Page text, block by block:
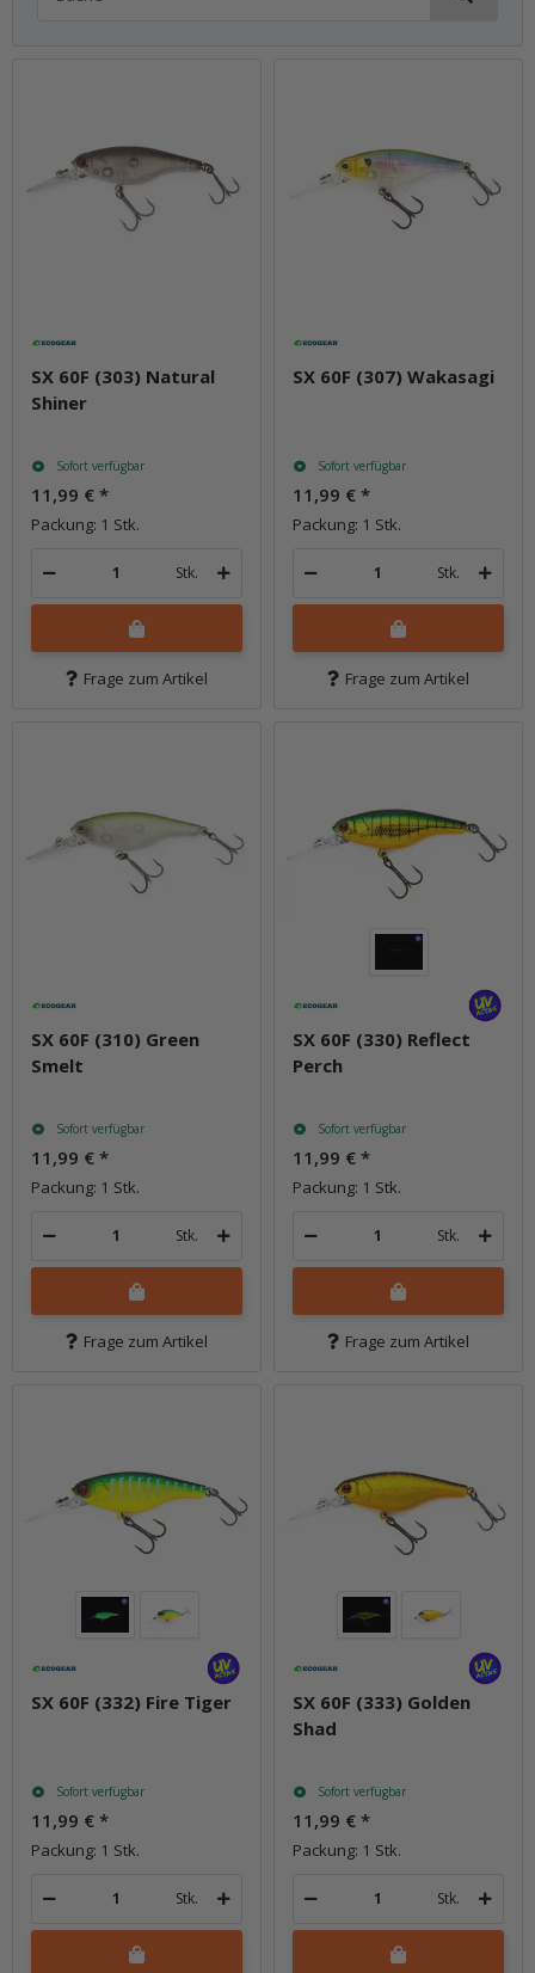
SX 60F (303) Natural
Shiner
Sofort verfügbar
11,99 € *
Packung: 1 Stk.
Stk.
Frage zum Artikel
SX 60F (307) Wakasagi
Sofort verfügbar
11,99 € *
Packung: 1 Stk.
Stk.
Frage zum Artikel
SX 60F (310) Green
Smelt
Sofort verfügbar
11,99 € *
Packung: 1 Stk.
Stk.
Frage zum Artikel
SX 60F (330) Reflect
Perch
Sofort verfügbar
11,99 € *
Packung: 1 Stk.
Stk.
Frage zum Artikel
SX 60F (332) Fire Tiger
Sofort verfügbar
11,99 € *
Packung: 1 Stk.
Stk.
SX 60F (333) Golden
Shad
Sofort verfügbar
11,99 € *
Packung: 1 Stk.
Stk.